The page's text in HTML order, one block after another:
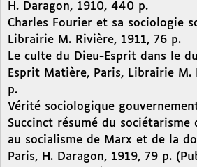
H. Daragon, 1910, 440 p.
Charles Fourier et sa sociologie
Librairie M. Rivière, 1911, 76 p.
Le culte du Dieu-Esprit dans le
Esprit Matière, Paris, Librairie M.
p.
Vérité sociologique
Succinct résumé du sociétarisme
au socialisme de Marx et de la
Paris, H. Daragon, 1919, 79 p.